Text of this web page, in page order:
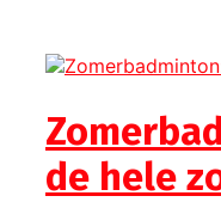
de hele